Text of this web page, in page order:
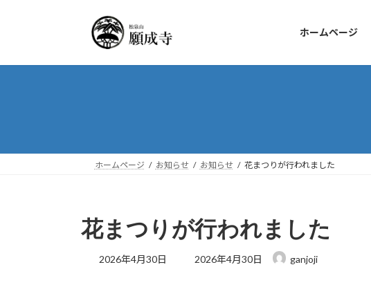
プ
動
ホームページ
ホームページ お知らせ お知らせ 花まつりが行われました
花まつりが行われました
2026年4月30日
最
2026年4月30日 ganjoji